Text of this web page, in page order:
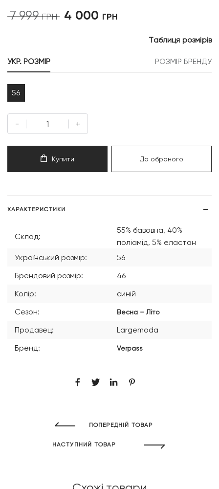
7 999ГРН
Оригінальна
4 000 ГРН
УКР. РОЗМІР
РОЗМІР БРЕНДУ
Таблиця розмірів
56
- +
Купити До обраного
ХАРАКТЕРИСТИКИ
Склад:
55% бавовна, 40%
поліамід, 5% еластан
Український розмір:
56
Брендовий розмір:
46
Колір:
синій
Сезон:
Весна – Літо
Продавец:
Largemoda
Бренд:
Verpass
ПОПЕРЕДНІЙ ТОВАР
НАСТУПНИЙ ТОВАР